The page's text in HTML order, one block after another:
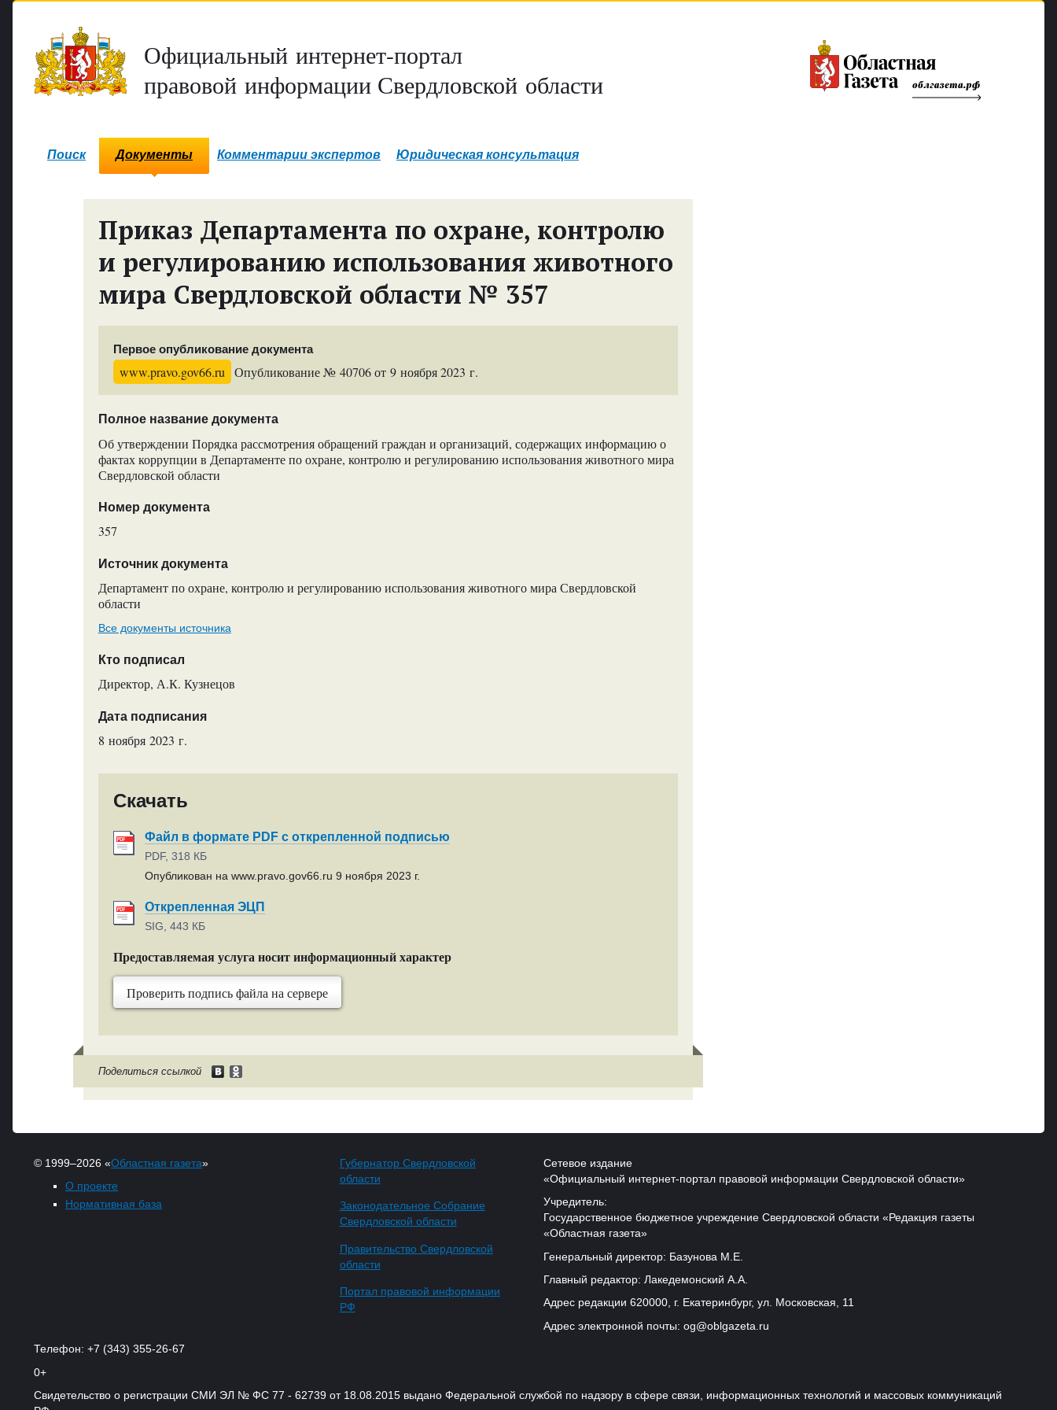
Официальный интернет-портал
правовой информации Свердловской области
Поиск Документы Комментарии экспертов Юридическая консультация
Приказ Департамента по охране, контролю
и регулированию использования животного
мира Свердловской области № 357
Первое опубликование документа
www.pravo.gov66.ru Опубликование № 40706 от 9 ноября 2023 г.
Полное название документа
Об утверждении Порядка рассмотрения обращений граждан и организаций, содержащих информацию о
фактах коррупции в Департаменте по охране, контролю и регулированию использования животного мира
Свердловской области
Номер документа
357
Источник документа
Департамент по охране, контролю и регулированию использования животного мира Свердловской
области
Все документы источника
Кто подписал
Директор, А.К. Кузнецов
Дата подписания
8 ноября 2023 г.
Скачать
Файл в формате PDF с открепленной подписью
PDF, 318 КБ
Опубликован на www.pravo.gov66.ru 9 ноября 2023 г.
Открепленная ЭЦП
SIG, 443 КБ
Предоставляемая услуга носит информационный характер
Проверить подпись файла на сервере
Поделиться ссылкой
© 1999–2026 «Областная газета»
О проекте
Нормативная база
Губернатор Свердловской
области
Законодательное Собрание
Свердловской области
Правительство Свердловской
области
Портал правовой информации
РФ
Сетевое издание
«Официальный интернет-портал правовой информации Свердловской области»
Учредитель:
Государственное бюджетное учреждение Свердловской области «Редакция газеты
«Областная газета»
Генеральный директор: Базунова М.Е.
Главный редактор: Лакедемонский А.А.
Адрес редакции 620000, г. Екатеринбург, ул. Московская, 11
Адрес электронной почты: og@oblgazeta.ru
Телефон: +7 (343) 355-26-67
0+
Свидетельство о регистрации СМИ ЭЛ № ФС 77 - 62739 от 18.08.2015 выдано Федеральной службой по надзору в сфере связи, информационных технологий и массовых коммуникаций